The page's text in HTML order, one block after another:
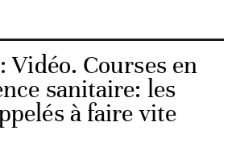
:Vidéo. Courses en
sanitaire: les
à faire vite